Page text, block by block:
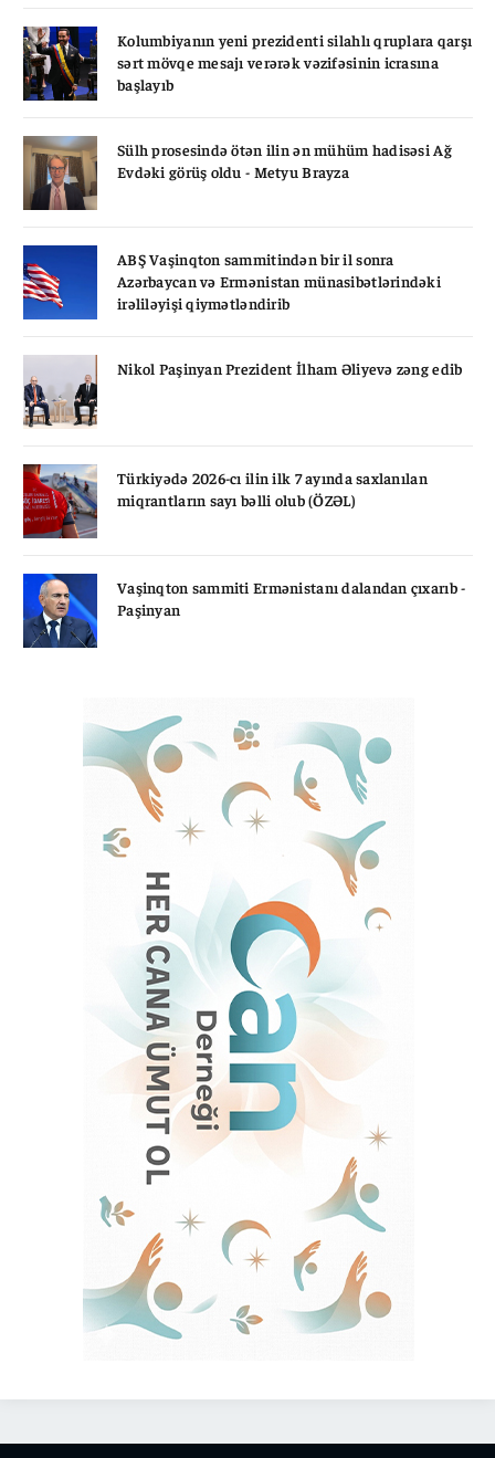
Kolumbiyanın yeni prezidenti silahlı qruplara qarşı
sərt mövqe mesajı verərək vəzifəsinin icrasına
başlayıb
Sülh prosesində ötən ilin ən mühüm hadisəsi Ağ
Evdəki görüş oldu - Metyu Brayza
ABŞ Vaşinqton sammitindən bir il sonra
Azərbaycan və Ermənistan münasibətlərindəki
irəliləyişi qiymətləndirib
Nikol Paşinyan Prezident İlham Əliyevə zəng edib
Türkiyədə 2026-cı ilin ilk 7 ayında saxlanılan
miqrantların sayı bəlli olub (ÖZƏL)
Vaşinqton sammiti Ermənistanı dalandan çıxarıb -
Paşinyan